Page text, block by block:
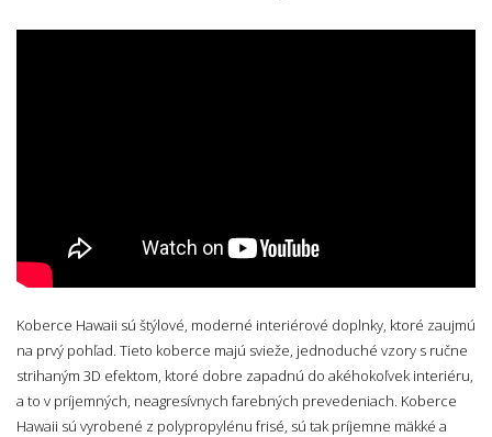
Koberce Hawaii sú štýlové, moderné interiérové doplnky, ktoré zaujmú
na prvý pohľad. Tieto koberce majú svieže, jednoduché vzory s ručne
strihaným 3D efektom, ktoré dobre zapadnú do akéhokoľvek interiéru,
a to v príjemných, neagresívnych farebných prevedeniach. Koberce
Hawaii sú vyrobené z polypropylénu frisé, sú tak príjemne mäkké a